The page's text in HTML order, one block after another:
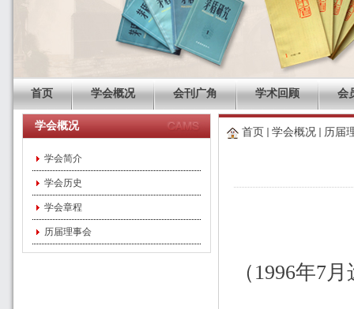
首页 学会概况 会刊广角 学术回顾 会
学会概况
学会简介
学会历史
学会章程
历届理事会
首页 学会概况 历届
（1996年7